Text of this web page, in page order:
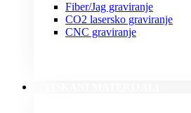
Fiber/Jag graviranje
CO2 lasersko graviranje
CNC graviranje